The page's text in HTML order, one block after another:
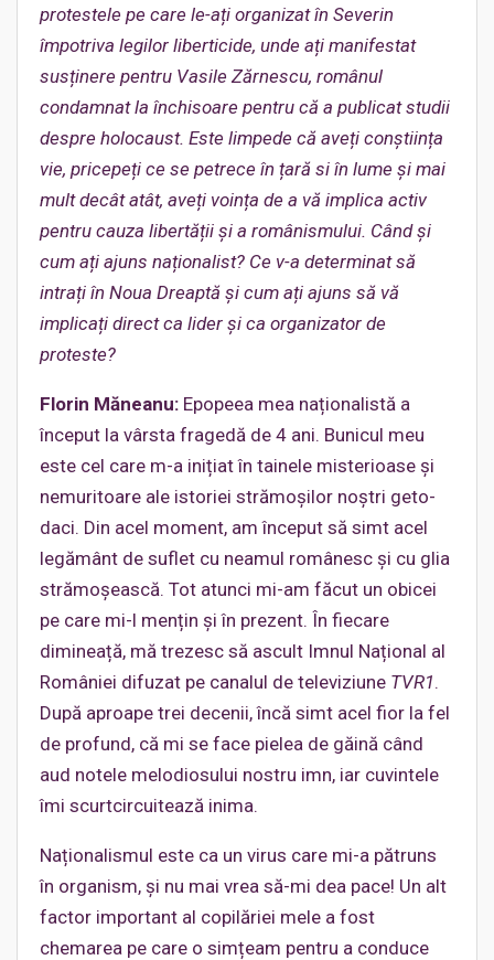
protestele pe care le-ați organizat în Severin
împotriva legilor liberticide, unde ați manifestat
susținere pentru Vasile Zărnescu, românul
condamnat la închisoare pentru că a publicat studii
despre holocaust. Este limpede că aveți conștiința
vie, pricepeți ce se petrece în țară si în lume și mai
mult decât atât, aveți voința de a vă implica activ
pentru cauza libertății și a românismului. Când și
cum ați ajuns naționalist? Ce v-a determinat să
intrați în Noua Dreaptă și cum ați ajuns să vă
implicați direct ca lider și ca organizator de
proteste?
Florin Măneanu: Epopeea mea naționalistă a
început la vârsta fragedă de 4 ani. Bunicul meu
este cel care m-a inițiat în tainele misterioase și
nemuritoare ale istoriei strămoșilor noștri geto-
daci. Din acel moment, am început să simt acel
legământ de suflet cu neamul românesc și cu glia
strămoșească. Tot atunci mi-am făcut un obicei
pe care mi-l mențin și în prezent. În fiecare
dimineață, mă trezesc să ascult Imnul Național al
României difuzat pe canalul de televiziune TVR1.
După aproape trei decenii, încă simt acel fior la fel
de profund, că mi se face pielea de găină când
aud notele melodiosului nostru imn, iar cuvintele
îmi scurtcircuitează inima.
Naționalismul este ca un virus care mi-a pătruns
în organism, și nu mai vrea să-mi dea pace! Un alt
factor important al copilăriei mele a fost
chemarea pe care o simțeam pentru a conduce